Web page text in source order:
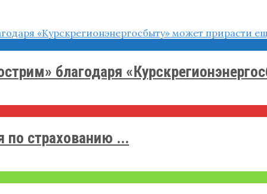
благодаря
по страхованию ...